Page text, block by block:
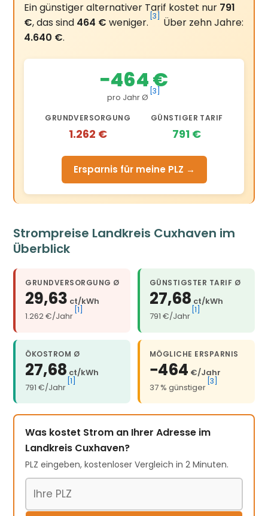
Ein günstiger alternativer Tarif kostet nur 791
€, das sind 464 € weniger. [3]
Über zehn Jahre:
4.640 €.
−464 €
pro Jahr Ø
[3]
GRUNDVERSORGUNG
1.262 €
GÜNSTIGER TARIF
791 €
Ersparnis für meine PLZ →
Strompreise Landkreis Cuxhaven im
Überblick
GRUNDVERSORGUNG Ø
29,63 ct/kWh
1.262 €/Jahr
[1]
GÜNSTIGSTER TARIF Ø
27,68 ct/kWh
791 €/Jahr
[1]
ÖKOSTROM Ø
27,68 ct/kWh
791 €/Jahr
[1]
MÖGLICHE ERSPARNIS
−464 €/Jahr
37 % günstiger
[3]
Was kostet Strom an Ihrer Adresse im
Landkreis Cuxhaven?
PLZ eingeben, kostenloser Vergleich in 2 Minuten.